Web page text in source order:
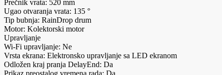
Prečnik vrata: 520 mm
Ugao otvaranja vrata: 135 °
Tip bubnja: RainDrop drum
Motor: Kolektorski motor
Upravljanje
Wi-Fi upravljanje: Ne
Vrsta ekrana: Elektronsko upravljanje sa LED ekranom
Odložen kraj pranja DelayEnd: Da
Prikaz preostalog vremena rada: Da